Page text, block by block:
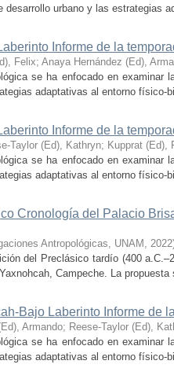
desarrollo urbano y las estrategias
Informe de la
Felix; Anaya Hernández (Ed),
se ha enfocado en examinar
adaptativas al entorno físico-
Informe de la
Taylor (Ed), Kathryn; Kupprat (Ed),
se ha enfocado en examinar
adaptativas al entorno físico-
Cronología del Palacio
Antropológicas, UNAM , 2022
del Preclásico tardío (400
Campeche. La
Bajo Laberinto Informe de
Armando; Reese-Taylor (Ed),
se ha enfocado en examinar
adaptativas al entorno físico-